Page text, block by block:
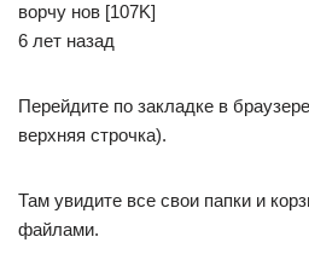
ворчу­ нов [107K]
6 лет назад
Перейдите по закладке в
верхняя строчка).
Там увидите все свои папки и
файлами.